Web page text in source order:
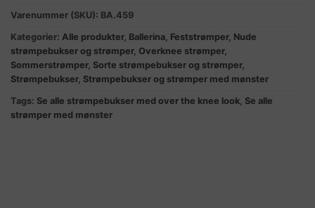
Varenummer (SKU): BA.459
Kategorier: Alle produkter, Ballerina Feststrømper, Nude
strømpebukser og strømper, Overknee strømper,
Sommerstrømper, Sorte strømpebukser og strømper,
Strømpebukser, Strømpebukser og strømper med mønster
Tags: Se alle strømpebukser med over the knee look Se alle
strømper med mønster